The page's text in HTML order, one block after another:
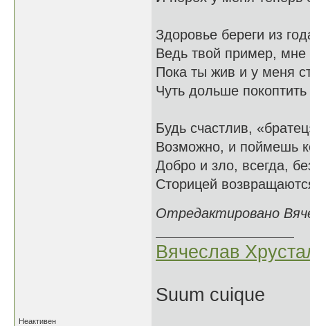
Здоровье береги из
Ведь твой пример,
Пока ты жив и у меня
Чуть дольше
Будь счастлив,
Возможно, и поймешь
Добро и зло, всегда,
Сторицей
Отредактировано
Вячеслав
Suum cuique
Неактивен